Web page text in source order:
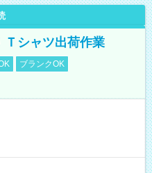
Ｔシャツ出荷作業
ブランクOK